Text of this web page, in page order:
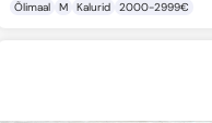
Õlimaal M Kalurid 2000-2999€